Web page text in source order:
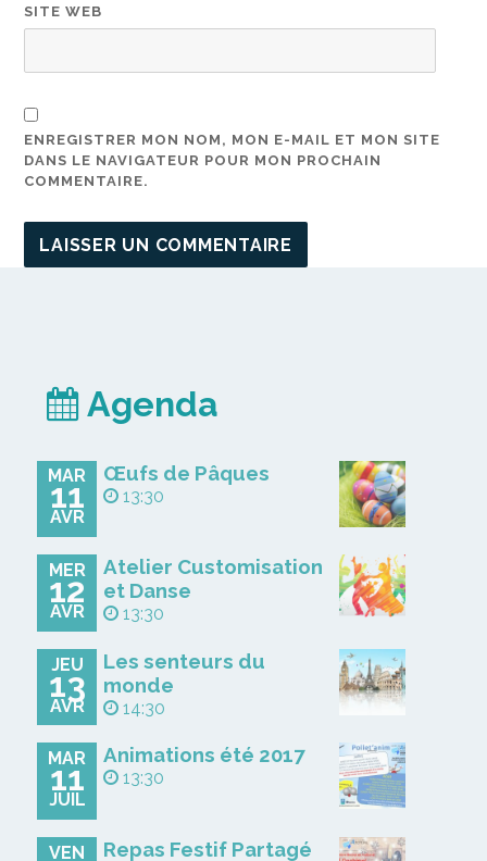
SITE WEB
ENREGISTRER MON NOM, MON E-MAIL ET MON SITE
DANS LE NAVIGATEUR POUR MON PROCHAIN
COMMENTAIRE.
Agenda
MAR
11
AVR
Œufs de Pâques
13:30
MER
12
AVR
Atelier Customisation
et Danse
13:30
JEU
13
AVR
Les senteurs du
monde
14:30
MAR
11
JUIL
Animations été 2017
13:30
VEN Repas Festif Partagé